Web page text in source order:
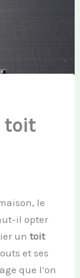
toit
le
il opter
untoit
et ses
que l’on